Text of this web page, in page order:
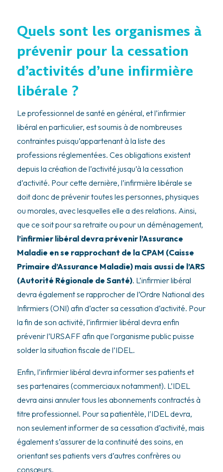
Quels sont les organismes à
prévenir pour la cessation
d’activités d’une infirmière
libérale ?
Le professionnel de santé en général, et l’infirmier
libéral en particulier, est soumis à de nombreuses
contraintes puisqu’appartenant à la liste des
professions réglementées. Ces obligations existent
depuis la création de l’activité jusqu’à la cessation
d’activité. Pour cette dernière, l’infirmière libérale se
doit donc de prévenir toutes les personnes, physiques
ou morales, avec lesquelles elle a des relations. Ainsi,
que ce soit pour sa retraite ou pour un déménagement,
l’infirmier libéral devra prévenir l’Assurance
Maladie en se rapprochant de la CPAM (Caisse
Primaire d’Assurance Maladie) mais aussi de l’ARS
(Autorité Régionale de Santé). L’infirmier libéral
devra également se rapprocher de l’Ordre National des
Infirmiers (ONI) afin d’acter sa cessation d’activité. Pour
la fin de son activité, l’infirmier libéral devra enfin
prévenir l’URSAFF afin que l’organisme public puisse
solder la situation fiscale de l’IDEL.
Enfin, l’infirmier libéral devra informer ses patients et
ses partenaires (commerciaux notamment). L’IDEL
devra ainsi annuler tous les abonnements contractés à
titre professionnel. Pour sa patientèle, l’IDEL devra,
non seulement informer de sa cessation d’activité, mais
également s’assurer de la continuité des soins, en
orientant ses patients vers d’autres confrères ou
consœurs.